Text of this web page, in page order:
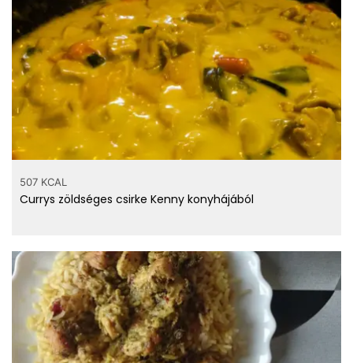
507 KCAL
Currys zöldséges csirke Kenny konyhájából